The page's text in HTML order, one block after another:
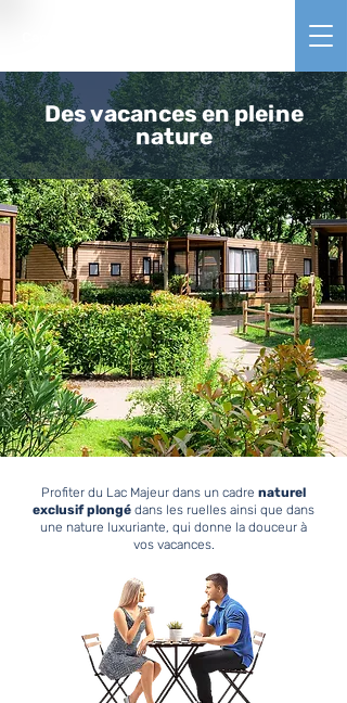
Des vacances en pleine
nature
Profiter du Lac Majeur dans un cadre naturel
exclusif plongé dans les ruelles ainsi que dans
une nature luxuriante, qui donne la douceur à
vos vacances.